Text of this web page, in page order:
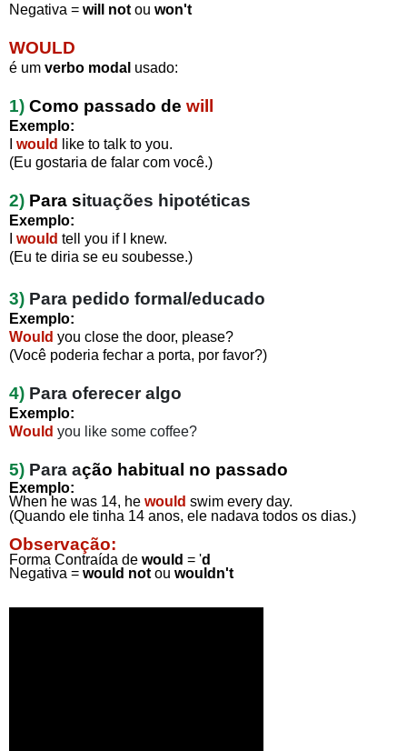
Negativa = will not ou won't
WOULD
é um verbo modal usado:
1) Como passado de will
Exemplo:
would
like to talk to you.
(Eu gostaria de falar com você.)
2) Para situações hipotéticas
Exemplo:
would tell you if I knew.
(Eu te diria se eu soubesse.)
3) Para pedido formal/educado
Exemplo:
Would you close the door, please?
(Você poderia fechar a porta, por favor?)
4) Para oferecer algo
Exemplo:
Would you like some coffee?
5) Para ação habitual no passado
Exemplo:
When he was 14, he would swim every day.
(Quando ele tinha 14 anos, ele nadava todos os dias.)
Observação:
Forma Contraída de would = 'd
Negativa = would not ou wouldn't